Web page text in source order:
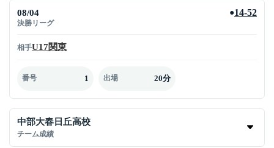
08/04
決勝リーグ
●14-52
相手U17関東
番号 1 出場 20分
中部大春日丘高校
チーム成績